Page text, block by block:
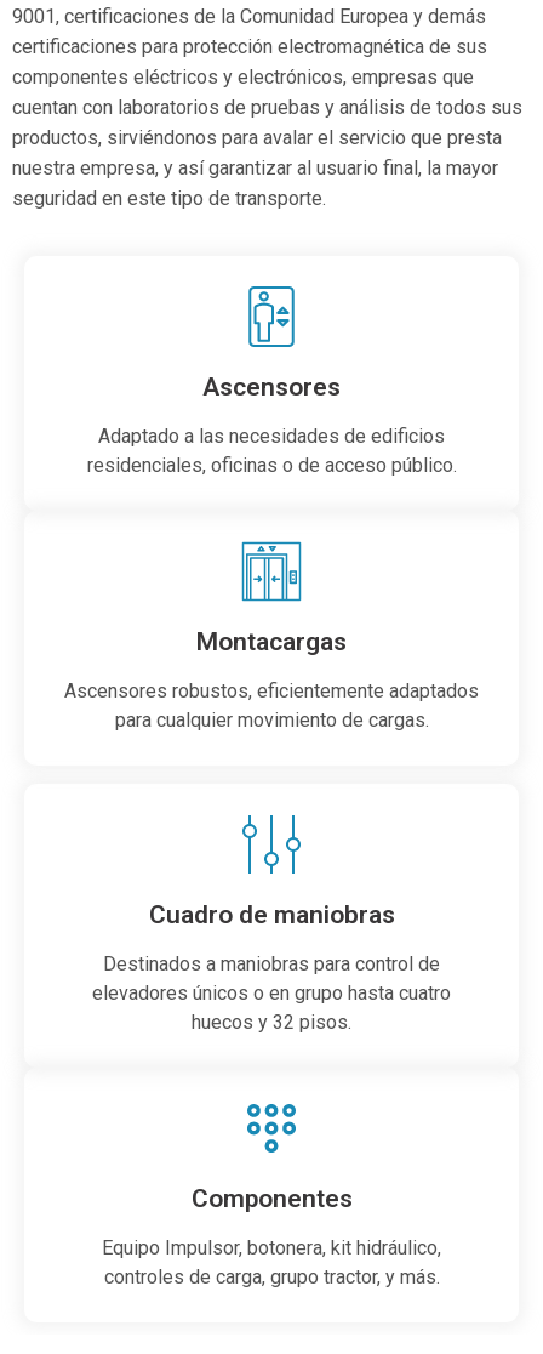
9001, certificaciones de la Comunidad Europea y demás
certificaciones para protección electromagnética de sus
componentes eléctricos y electrónicos, empresas que
cuentan con laboratorios de pruebas y análisis de todos sus
productos, sirviéndonos para avalar el servicio que presta
nuestra empresa, y así garantizar al usuario final, la mayor
seguridad en este tipo de transporte.
Ascensores
Adaptado a las necesidades de edificios
residenciales, oficinas o de acceso público.
Montacargas
Ascensores robustos, eficientemente adaptados
para cualquier movimiento de cargas.
Cuadro de maniobras
Destinados a maniobras para control de
elevadores únicos o en grupo hasta cuatro
huecos y 32 pisos.
Componentes
Equipo Impulsor, botonera, kit hidráulico,
controles de carga, grupo tractor, y más.